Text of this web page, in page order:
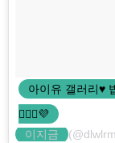
아이유 갤러리♥︎
🙇🏻‍♀️💜
이지금